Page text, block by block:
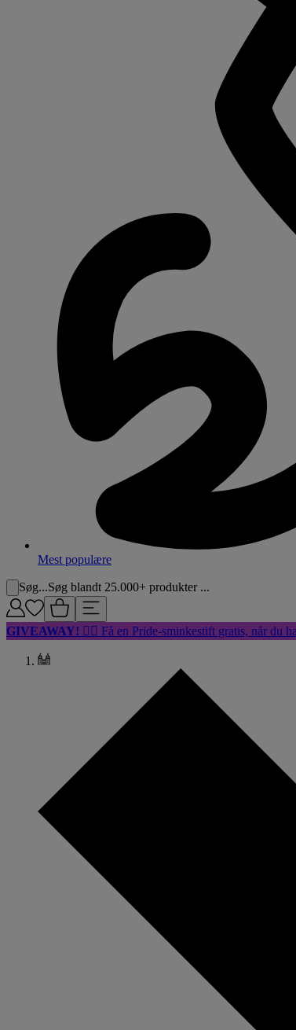
Mest populære
Søg...Søg blandt 25.000+ produkter ...
GIVEAWAY! 🏳️‍🌈 Få en Pride-sminkestift gratis, når du